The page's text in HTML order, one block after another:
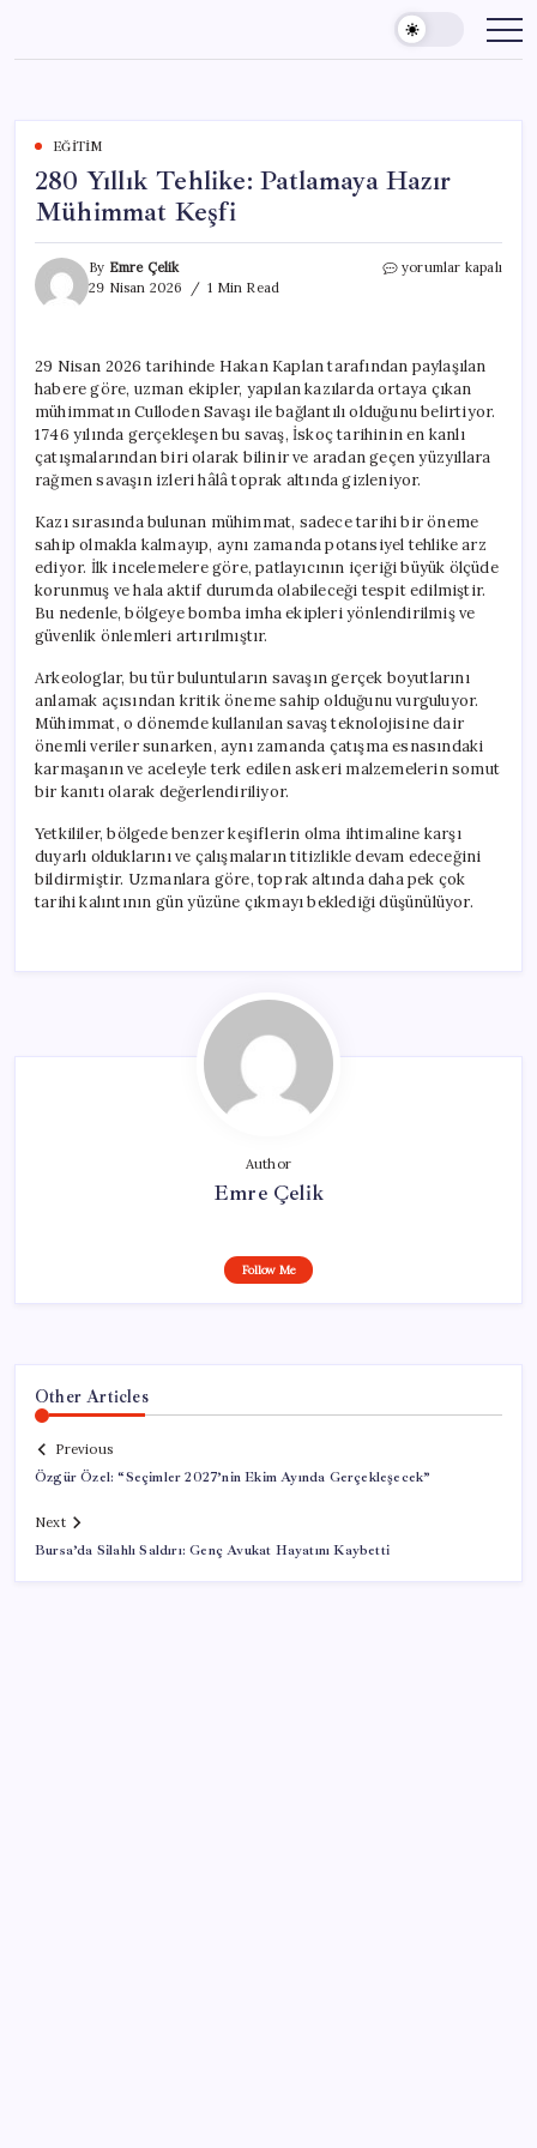
content
EĞITIM
280 Yıllık Tehlike: Patlamaya Hazır
Mühimmat Keşfi
By Emre Çelik
29 Nisan 2026
1 Min Read
280
Mühimmat
Keşfi
için
yorumlar kapalı
29 Nisan 2026 tarihinde Hakan Kaplan tarafından paylaşılan
habere göre, uzman ekipler, yapılan kazılarda ortaya çıkan
mühimmatın Culloden Savaşı ile bağlantılı olduğunu belirtiyor.
1746 yılında gerçekleşen bu savaş, İskoç tarihinin en kanlı
çatışmalarından biri olarak bilinir ve aradan geçen yüzyıllara
rağmen savaşın izleri hâlâ toprak altında gizleniyor.
Kazı sırasında bulunan mühimmat, sadece tarihi bir öneme
sahip olmakla kalmayıp, aynı zamanda potansiyel tehlike arz
ediyor. İlk incelemelere göre, patlayıcının içeriği büyük ölçüde
korunmuş ve hala aktif durumda olabileceği tespit edilmiştir.
Bu nedenle, bölgeye bomba imha ekipleri yönlendirilmiş ve
güvenlik önlemleri artırılmıştır.
Arkeologlar, bu tür buluntuların savaşın gerçek boyutlarını
anlamak açısından kritik öneme sahip olduğunu vurguluyor.
Mühimmat, o dönemde kullanılan savaş teknolojisine dair
önemli veriler sunarken, aynı zamanda çatışma esnasındaki
karmaşanın ve aceleyle terk edilen askeri malzemelerin somut
bir kanıtı olarak değerlendiriliyor.
Yetkililer, bölgede benzer keşiflerin olma ihtimaline karşı
duyarlı olduklarını ve çalışmaların titizlikle devam edeceğini
bildirmiştir. Uzmanlara göre, toprak altında daha pek çok
tarihi kalıntının gün yüzüne çıkmayı beklediği düşünülüyor.
Author
Emre Çelik
Follow Me
Other Articles
Previous
Özgür Özel: “Seçimler 2027’nin Ekim Ayında Gerçekleşecek”
Next
Bursa’da Silahlı Saldırı: Genç Avukat Hayatını Kaybetti